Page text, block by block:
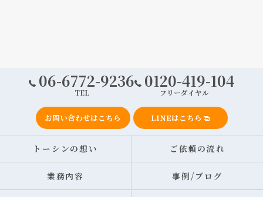
06-6772-9236
TEL
0120-419-104
フリーダイヤル
お問い合わせはこちら LINEはこちら
トーシンの想い ご依頼の流れ
業務内容 事例/ブログ